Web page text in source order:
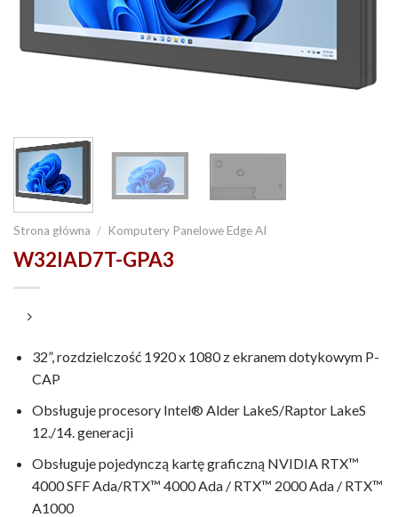
Strona główna / Komputery Panelowe Edge AI
W32IAD7T-GPA3
32”, rozdzielczość 1920 x 1080 z ekranem dotykowym P-
CAP
Obsługuje procesory Intel® Alder LakeS/Raptor LakeS
12./14. generacji
Obsługuje pojedynczą kartę graficzną NVIDIA RTX™
4000 SFF Ada/RTX™ 4000 Ada / RTX™ 2000 Ada / RTX™
A1000